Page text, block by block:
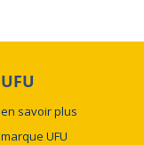
UFU
en savoir plus
marque UFU